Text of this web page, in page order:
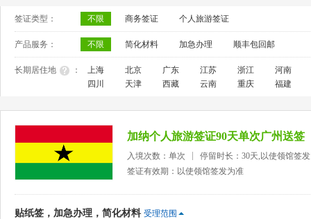
签证类型： 不限 商务签证 个人旅游签证
产品服务： 不限 简化材料 加急办理 顺丰包回邮
长期居住地 ： 上海 北京 广东 江苏 浙江
河南
四川
天津 西藏 云南 重庆 福建
加纳个人旅游签证90天单次广州送签
入境次数：单次
停留时长：30天,以使领馆签
签证有效期：以使领馆签发为准
贴纸签，加急办理，简化材料 受理范围